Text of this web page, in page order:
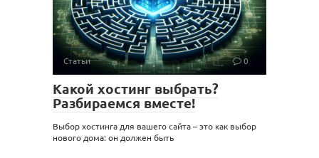
Статьи 0
Какой хостинг выбрать?
Разбираемся вместе!
Выбор хостинга для вашего сайта – это как выбор
нового дома: он должен быть